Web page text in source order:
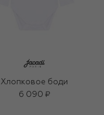
Хлопковое боди
6 090 ₽